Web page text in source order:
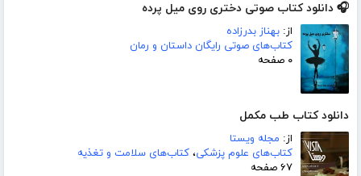
🎧 دانلود کتاب صوتی دختری روی میل پرده
از: بهناز بدرزاده
کتاب‌های صوتی رایگان داستان و رمان
۰ صفحه
دانلود کتاب طب مکمل
از: مجله ویستا
کتاب‌های علوم پزشکی، کتاب‌های سلامت و تغذیه
۶۷ صفحه